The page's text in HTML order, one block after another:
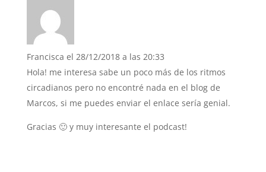
Francisca el 28/12/2018 a las 20:33
Hola! me interesa sabe un poco más de los ritmos
circadianos pero no encontré nada en el blog de
Marcos, si me puedes enviar el enlace sería genial.
Gracias 🙂 y muy interesante el podcast!